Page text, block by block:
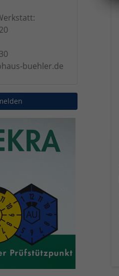
buehler.de